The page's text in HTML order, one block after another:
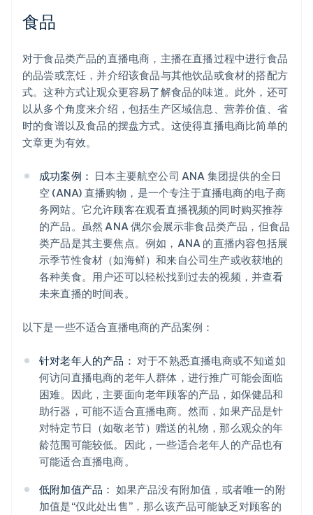
食品
对于食品类产品的直播电商，主播在直播过程中进行食品
的品尝或烹饪，并介绍该食品与其他饮品或食材的搭配方
式。这种方式让观众更容易了解食品的味道。此外，还可
以从多个角度来介绍，包括生产区域信息、营养价值、省
时的食谱以及食品的摆盘方式。这使得直播电商比简单的
文章更为有效。
成功案例： 日本主要航空公司 ANA 集团提供的全日
空 (ANA) 直播购物，是一个专注于直播电商的电子商
务网站。它允许顾客在观看直播视频的同时购买推荐
的产品。虽然 ANA 偶尔会展示非食品类产品，但食品
类产品是其主要焦点。例如，ANA 的直播内容包括展
示季节性食材（如海鲜）和来自公司生产或收获地的
各种美食。用户还可以轻松找到过去的视频，并查看
未来直播的时间表。
以下是一些不适合直播电商的产品案例：
针对老年人的产品： 对于不熟悉直播电商或不知道如
何访问直播电商的老年人群体，进行推广可能会面临
困难。因此，主要面向老年顾客的产品，如保健品和
助行器，可能不适合直播电商。然而，如果产品是针
对特定节日（如敬老节）赠送的礼物，那么观众的年
龄范围可能较低。因此，一些适合老年人的产品也有
可能适合直播电商。
低附加值产品： 如果产品没有附加值，或者唯一的附
加值是“仅此处出售”，那么该产品可能缺乏对顾客的